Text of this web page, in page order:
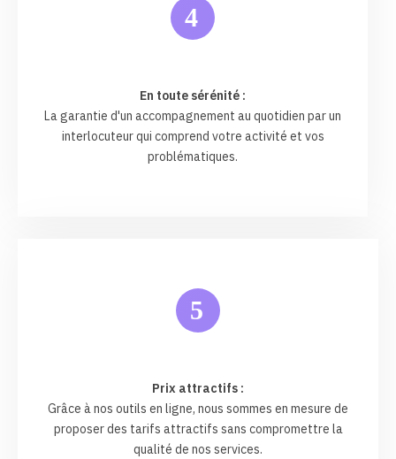
4
En toute sérénité :
La garantie d'un accompagnement au quotidien par un
interlocuteur qui comprend votre activité et vos
problématiques.
5
Prix attractifs :
Grâce à nos outils en ligne, nous sommes en mesure de
proposer des tarifs attractifs sans compromettre la
qualité de nos services.